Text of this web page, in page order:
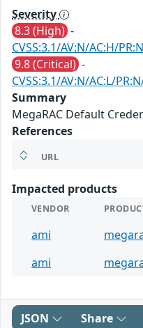
Severity
8.3 (High) -
CVSS:3.1/AV:N/AC:H/
9.8 (Critical) -
CVSS:3.1/AV:N/AC:L/
Summary
MegaRAC Default
References
URL
Impacted products
VENDOR
ami
ami
JSON Share